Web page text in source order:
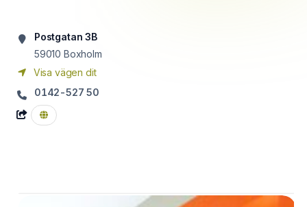
Postgatan 3B
59010 Boxholm
Visa vägen dit
0142-527 50